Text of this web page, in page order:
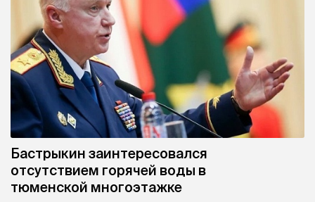
Бастрыкин заинтересовался
отсутствием горячей воды в
тюменской многоэтажке